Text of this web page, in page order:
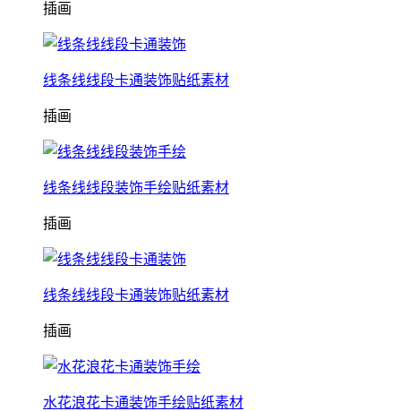
插画
线条线线段卡通装饰贴纸素材
插画
线条线线段装饰手绘贴纸素材
插画
线条线线段卡通装饰贴纸素材
插画
水花浪花卡通装饰手绘贴纸素材